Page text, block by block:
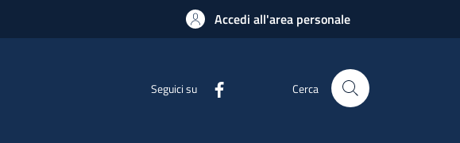
Accedi all'area personale
Seguici su Cerca